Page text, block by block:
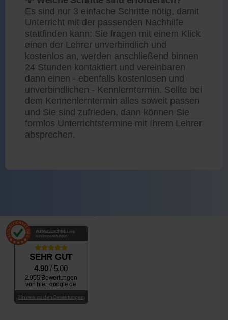
Es sind nur 3 einfache Schritte nötig, damit
Unterricht mit der passenden Nachhilfe
stattfinden kann: Sie fragen mit einem Klick
einen der Lehrer unverbindlich und
kostenlos an, werden anschließend binnen
24 Stunden kontaktiert und vereinbaren
dann einen - ebenfalls kostenlosen und
unverbindlichen - Kennlerntermin. Sollte bei
dem Kennenlerntermin alles soweit passen
und Sie sind zufrieden, dann können Sie
formlos Unterrichtstermine mit Ihrem Lehrer
absprechen.
AUSGEZEICHNET .org
Kundenbewertungen
SEHR GUT
4.90/ 5.00
2.955 Bewertungen
von hier, google.de
Hinweis zu den Bewertungen